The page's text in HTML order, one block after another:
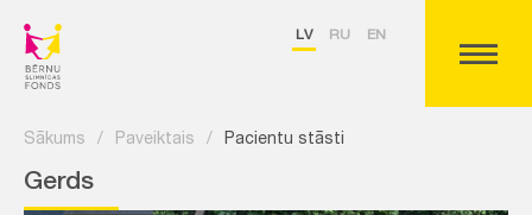
LV RU EN
Sākums / Paveiktais / Pacientu stāsti
Gerds